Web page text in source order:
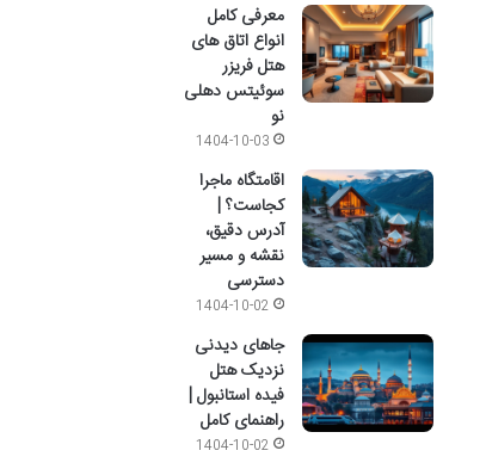
معرفی کامل
انواع اتاق های
هتل فریزر
سوئیتس دهلی
نو
1404-10-03
اقامتگاه ماجرا
کجاست؟ |
آدرس دقیق،
نقشه و مسیر
دسترسی
1404-10-02
جاهای دیدنی
نزدیک هتل
فیده استانبول |
راهنمای کامل
1404-10-02